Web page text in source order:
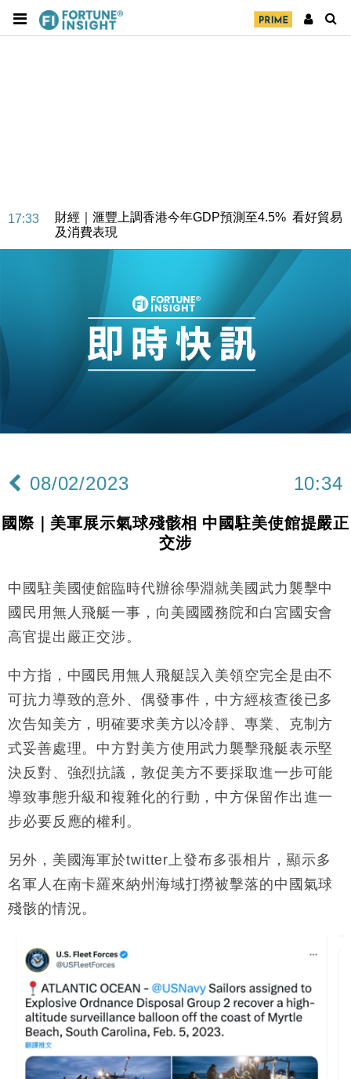
17:33
財經｜滙豐上調香港今年GDP預測至4.5% 看好貿易
及消費表現
本地｜假冒內地執法人員要求交「保證金」 43歲女子
損失近6900萬元
財經｜日經失守6.5萬點後回穩 全周仍升近2%
財經｜恒隆10月換帥 玩具「反」斗城亞洲CEO蔡德
15:11
財經｜韓股反覆波動收跌 連挫7周創逾3年最長跌勢
財經｜內地7月美元計價出口增近24%勝預期 貿易順
11:12
國際｜特朗普料美伊戰事快結束 承認部分彈藥庫存緊
15:59
財經｜SA售股自救後再出手 斥4億美元押注未上市公
47仙
17:33
財經｜滙豐上調香港今年GDP預測至4.5% 看好貿易
16:05
15:47
財經｜恒隆10月換帥 玩具「反」斗城亞洲CEO蔡德
粦接任
15:11
財經｜韓股反覆波動收跌 連挫7周創逾3年最長跌勢
13:44
財經｜內地7月美元計價出口增近24%勝預期 貿易順
差達1125億美元
日圓干預創新高
11:12
國際｜特朗普料美伊戰事快結束 承認部分彈藥庫存緊
張
08/02/2023 10:34
國際｜美軍展示氣球殘骸相 中國駐美使館提嚴正
交涉
中國駐美國使館臨時代辦徐學淵就美國武力襲擊中
國民用無人飛艇一事，向美國國務院和白宮國安會
高官提出嚴正交涉。
中方指，中國民用無人飛艇誤入美領空完全是由不
可抗力導致的意外、偶發事件，中方經核查後已多
次告知美方，明確要求美方以冷靜、專業、克制方
式妥善處理。中方對美方使用武力襲擊飛艇表示堅
決反對、強烈抗議，敦促美方不要採取進一步可能
導致事態升級和複雜化的行動，中方保留作出進一
步必要反應的權利。
另外，美國海軍於twitter上發布多張相片，顯示多
名軍人在南卡羅來納州海域打撈被擊落的中國氣球
殘骸的情況。